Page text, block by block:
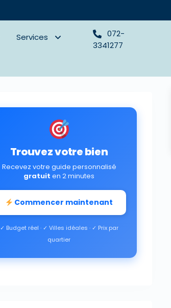
Services
072-
3341277
Trouvez votre bien
Recevez votre guide personnalisé
gratuit en 2 minutes
Commencer maintenant
✓ Budget réel · ✓ Villes idéales · ✓ Prix par
quartier